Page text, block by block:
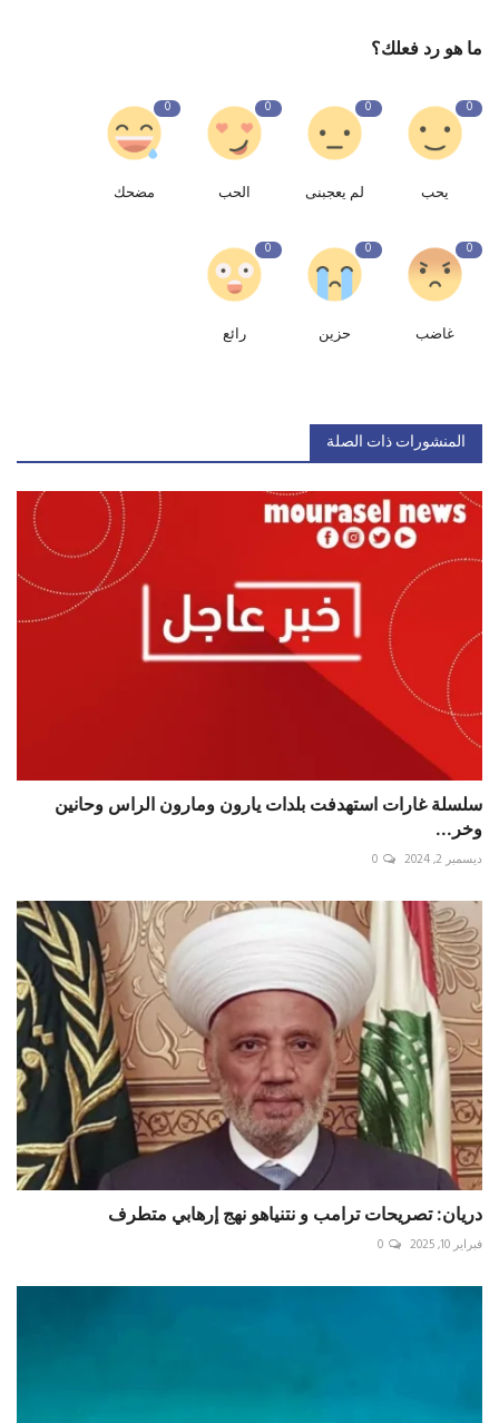
ما هو رد فعلك؟
0
يحب
0
لم يعجبنى
0
الحب
0
مضحك
0
غاضب
0
حزين
0
رائع
المنشورات ذات الصلة
سلسلة غارات استهدفت بلدات يارون ومارون الراس وحانين
وخر...
ديسمبر 2, 2024 0
دريان: تصريحات ترامب و نتنياهو نهج إرهابي متطرف
فبراير 10, 2025 0